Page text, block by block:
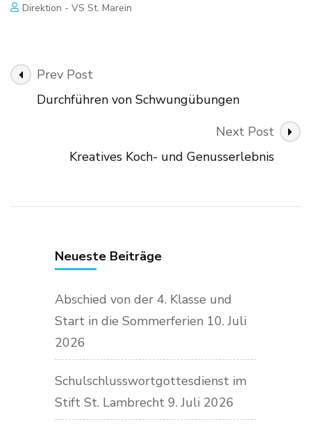
Direktion - VS St. Marein
Post
Navigation
Prev Post
Durchführen von Schwungübungen
Next Post
Kreatives Koch- und Genusserlebnis
Neueste Beiträge
Abschied von der 4. Klasse und
Start in die Sommerferien 10. Juli
2026
Schulschlusswortgottesdienst im
Stift St. Lambrecht 9. Juli 2026